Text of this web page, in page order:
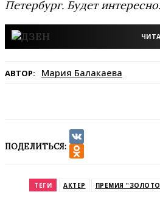
Петербург. Будет
АВТОР: Мария Балакаева
ПОДЕЛИТЬСЯ:
VK
ТЕГИ АКТЕР ПРЕМИЯ